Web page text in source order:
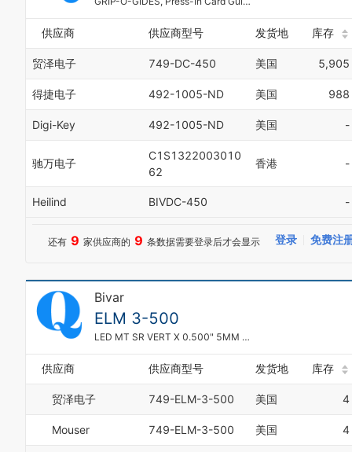
供应商 供应商型号 发货地 库存
贸泽电子 749-DC-450 美国 5,905
得捷电子 492-1005-ND 美国 988
Digi-Key 492-1005-ND 美国 -
驰万电子
C1S1322003010
62
香港 -
Heilind BIVDC-450 -
还有 9 家供应商的 9 条数据需要登录后才会显示 登录 免费注
Bivar
ELM 3-500
LED MT SR VERT X 0.500" 5MM 3LD
供应商 供应商型号 发货地 库存
贸泽电子 749-ELM-3-500 美国 4
Mouser 749-ELM-3-500 美国 4
0
2